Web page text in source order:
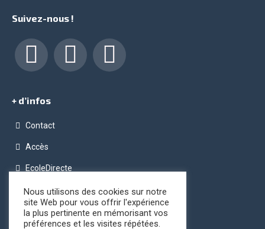
Suivez-nous !
Facebook LinkedIn Instagram
+ d’infos
Contact
Accès
EcoleDirecte
Programme OPC (Ordinateur Pour Chacun)
Conditions générales de vente
Nous utilisons des cookies sur notre
site Web pour vous offrir l'expérience
la plus pertinente en mémorisant vos
préférences et les visites répétées.